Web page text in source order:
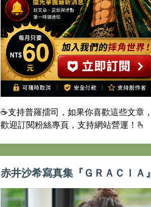
☕️支持普羅擂司，如果你喜歡這些文章，
歡迎訂閱粉絲專頁，支持網站營運！🫰
赤井沙希寫真集『ＧＲＡＣＩＡ』